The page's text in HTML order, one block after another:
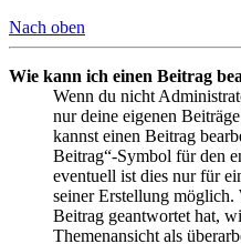
Nach oben
Wie kann ich einen Beitrag
Wenn du nicht
nur deine eigenen
kannst einen Beitrag
Beitrag“-Symbol für den
eventuell ist dies nur für
seiner Erstellung möglich.
Beitrag geantwortet hat,
Themenansicht als